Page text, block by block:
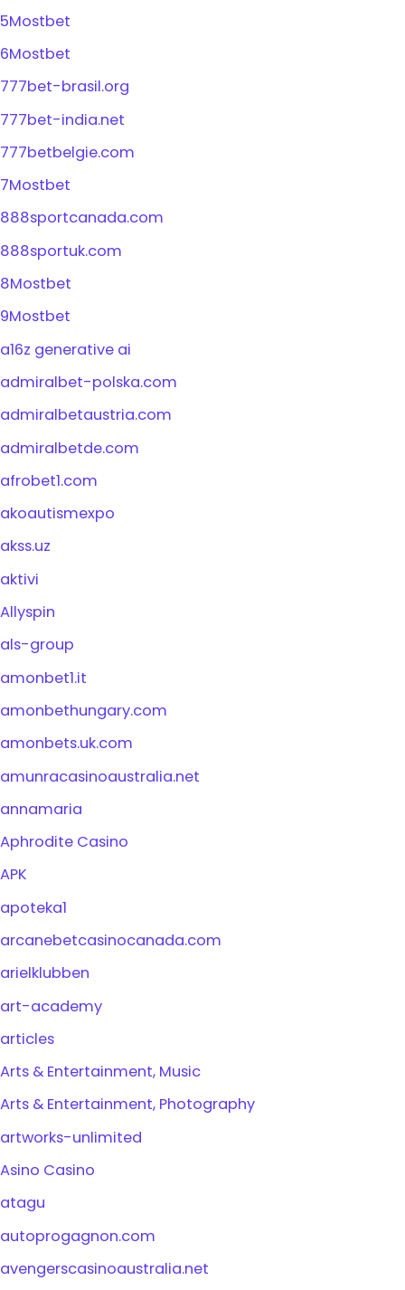
5Mostbet
6Mostbet
777bet-brasil.org
777bet-india.net
777betbelgie.com
7Mostbet
888sportcanada.com
888sportuk.com
8Mostbet
9Mostbet
a16z generative ai
admiralbet-polska.com
admiralbetaustria.com
admiralbetde.com
afrobet1.com
akoautismexpo
akss.uz
aktivi
Allyspin
als-group
amonbet1.it
amonbethungary.com
amonbets.uk.com
amunracasinoaustralia.net
annamaria
Aphrodite Casino
APK
apoteka1
arcanebetcasinocanada.com
arielklubben
art-academy
articles
Arts & Entertainment, Music
Arts & Entertainment, Photography
artworks-unlimited
Asino Casino
atagu
autoprogagnon.com
avengerscasinoaustralia.net